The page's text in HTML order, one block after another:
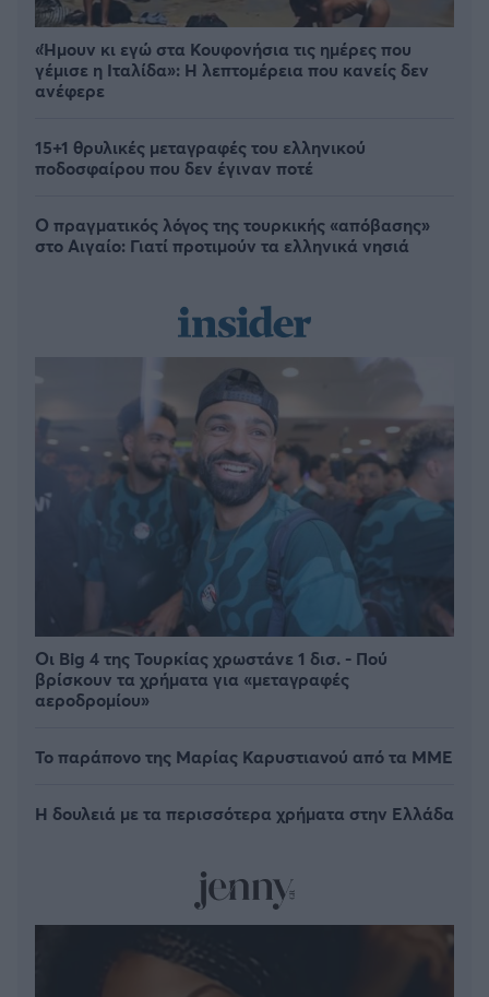
«Ήμουν κι εγώ στα Κουφονήσια τις ημέρες που
γέμισε η Ιταλίδα»: Η λεπτομέρεια που κανείς δεν
ανέφερε
15+1 θρυλικές μεταγραφές του ελληνικού
ποδοσφαίρου που δεν έγιναν ποτέ
Ο πραγματικός λόγος της τουρκικής «απόβασης»
στο Αιγαίο: Γιατί προτιμούν τα ελληνικά νησιά
Οι Big 4 της Τουρκίας χρωστάνε 1 δισ. - Πού
βρίσκουν τα χρήματα για «μεταγραφές
αεροδρομίου»
Το παράπονο της Μαρίας Καρυστιανού από τα ΜΜΕ
Η δουλειά με τα περισσότερα χρήματα στην Ελλάδα